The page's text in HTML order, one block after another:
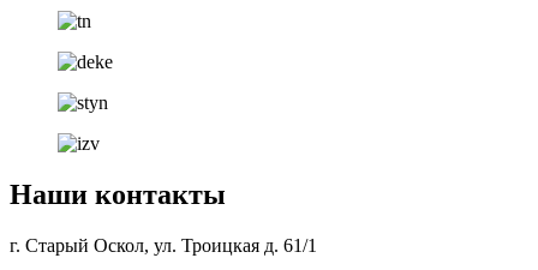
Наши контакты
г. Старый Оскол, ул. Троицкая д. 61/1